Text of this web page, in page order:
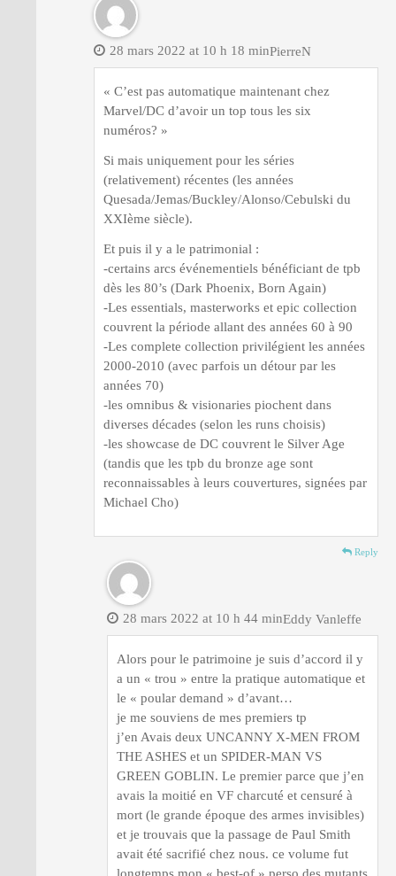
PierreN
28 mars 2022 at 10 h 18 min
« C’est pas automatique maintenant chez
Marvel/DC d’avoir un top tous les six
numéros? »
Si mais uniquement pour les séries
(relativement) récentes (les années
Quesada/Jemas/Buckley/Alonso/Cebulski du
XXIème siècle).
Et puis il y a le patrimonial :
-certains arcs événementiels bénéficiant de tpb
dès les 80’s (Dark Phoenix, Born Again)
-Les essentials, masterworks et epic collection
couvrent la période allant des années 60 à 90
-Les complete collection privilégient les années
2000-2010 (avec parfois un détour par les
années 70)
-les omnibus & visionaries piochent dans
diverses décades (selon les runs choisis)
-les showcase de DC couvrent le Silver Age
(tandis que les tpb du bronze age sont
reconnaissables à leurs couvertures, signées par
Michael Cho)
Reply
Eddy Vanleffe
28 mars 2022 at 10 h 44 min
Alors pour le patrimoine je suis d’accord il y
a un « trou » entre la pratique automatique et
le « poular demand » d’avant…
je me souviens de mes premiers tp
j’en Avais deux UNCANNY X-MEN FROM
THE ASHES et un SPIDER-MAN VS
GREEN GOBLIN. Le premier parce que j’en
avais la moitié en VF charcuté et censuré à
mort (le grande époque des armes invisibles)
et je trouvais que la passage de Paul Smith
avait été sacrifié chez nous. ce volume fut
longtemps mon « best-of » perso des mutants